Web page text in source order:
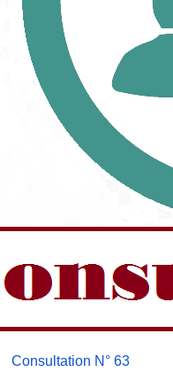
Consultation N° 63